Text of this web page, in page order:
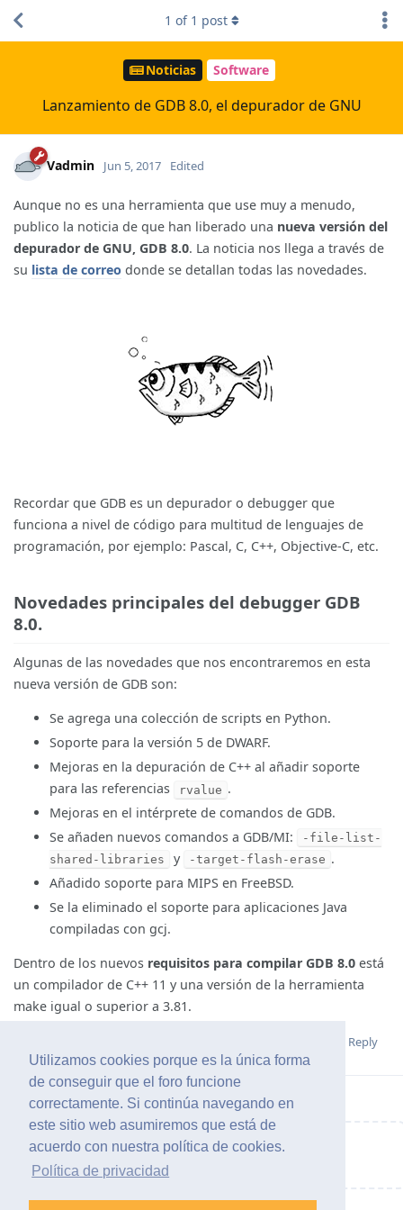
Utilizamos cookies porque es la única forma
de conseguir que el foro funcione
correctamente. Si continúa navegando en
este sitio web asumiremos que está de
acuerdo con nuestra política de cookies.
Política de privacidad
Noticias Software
Lanzamiento de GDB 8.0, el depurador de GNU
1 of 1 post
Vadmin Jun 5, 2017 Edited
Aunque no es una herramienta que use muy a menudo,
publico la noticia de que han liberado una nueva versión del
depurador de GNU, GDB 8.0. La noticia nos llega a través de
su lista de correo donde se detallan todas las novedades.
Recordar que GDB es un depurador o debugger que
funciona a nivel de código para multitud de lenguajes de
programación, por ejemplo: Pascal, C, C++, Objective-C, etc.
Novedades principales del debugger GDB
8.0.
Algunas de las novedades que nos encontraremos en esta
nueva versión de GDB son:
Se agrega una colección de scripts en Python.
Soporte para la versión 5 de DWARF.
Mejoras en la depuración de C++ al añadir soporte
para las referencias
rvalue .
Mejoras en el intérprete de comandos de GDB.
Se añaden nuevos comandos a GDB/MI:
-file-list-
shared-libraries
y -target-flash-erase .
Añadido soporte para MIPS en FreeBSD.
Se la eliminado el soporte para aplicaciones Java
compiladas con gcj.
Dentro de los nuevos requisitos para compilar GDB 8.0 está
un compilador de C++ 11 y una versión de la herramienta
make igual o superior a 3.81.
Reply
Write a Reply...